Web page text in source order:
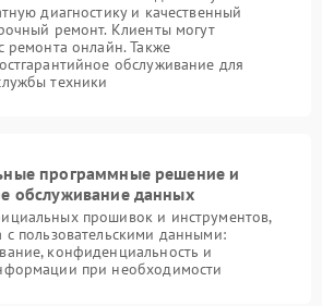
диагностику и качественный
ремонт. Клиенты могут
ремонта онлайн. Также
обслуживание для
техники
программные решение и
обслуживание данных
прошивок и инструментов,
с пользовательскими данными:
конфиденциальность и
при необходимости